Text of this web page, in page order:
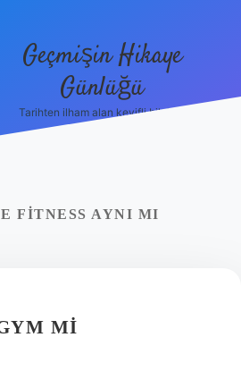
Geçmişin Hikaye
Günlüğü
Tarihten ilham alan keyifli bilgiler!
FITNESS AYNI MI
MI